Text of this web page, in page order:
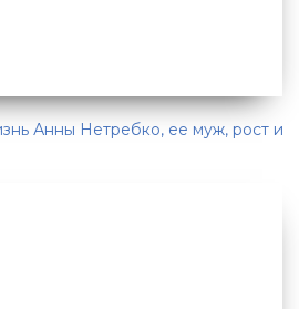
Анны Нетребко, ее муж, рост и